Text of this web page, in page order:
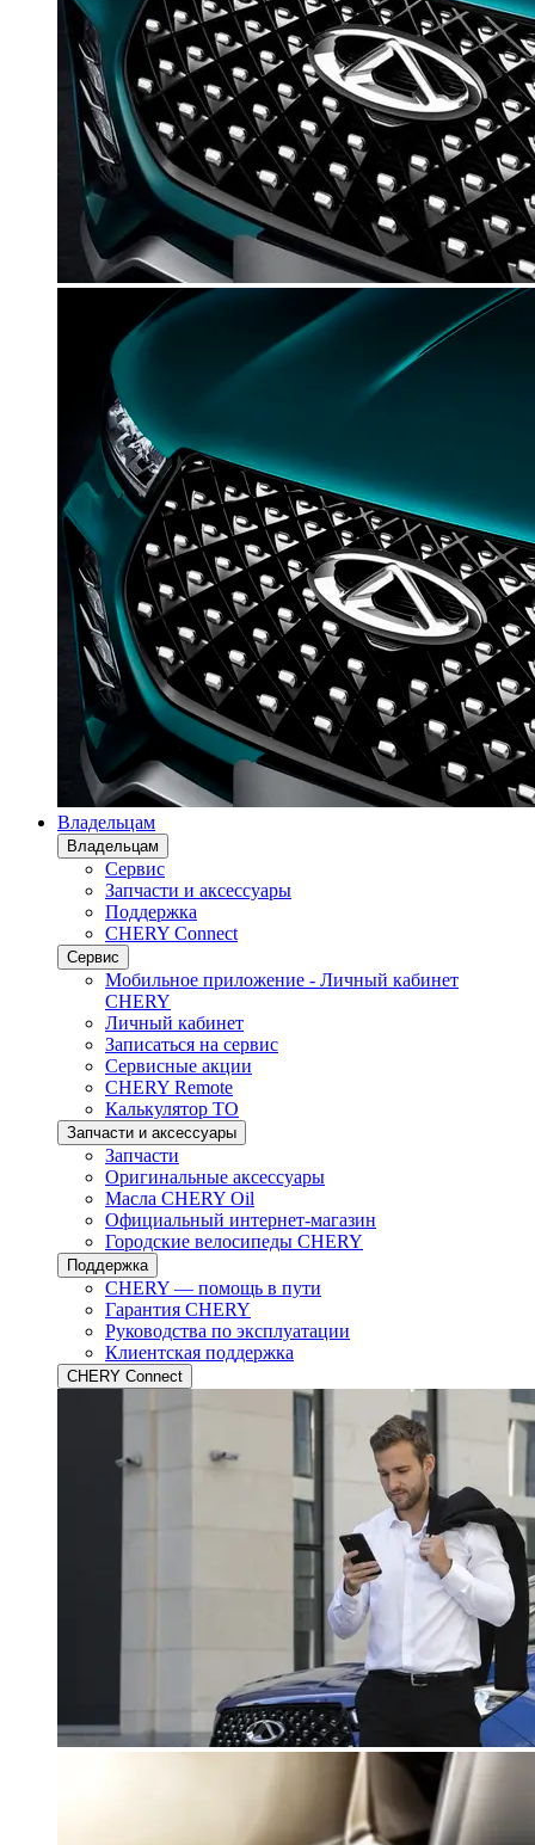
Владельцам
Владельцам
Сервис
Запчасти и аксессуары
Поддержка
CHERY Connect
Сервис
Мобильное приложение - Личный кабинет
CHERY
Личный кабинет
Записаться на сервис
Сервисные акции
CHERY Remote
Калькулятор ТО
Запчасти и аксессуары
Запчасти
Оригинальные аксессуары
Масла CHERY Oil
Официальный интернет-магазин
Городские велосипеды CHERY
Поддержка
CHERY — помощь в пути
Гарантия CHERY
Руководства по эксплуатации
Клиентская поддержка
CHERY Connect